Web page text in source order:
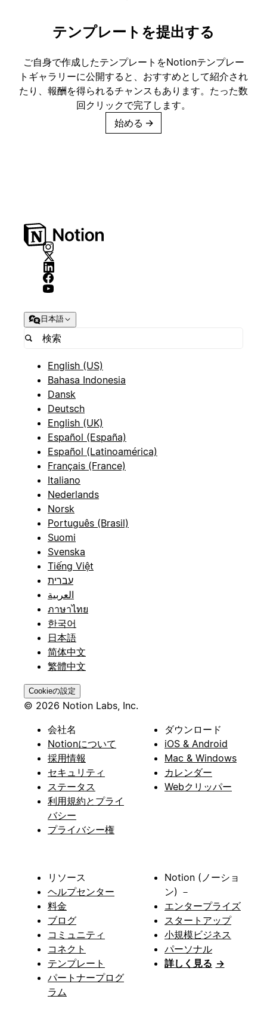
テンプレートを提出する
ご自身で作成したテンプレートをNotionテンプレー
トギャラリーに公開すると、おすすめとして紹介され
たり、報酬を得られるチャンスもあります。たった数
回クリックで完了します。
始める →
日本語
English (US)
Bahasa Indonesia
Dansk
Deutsch
English (UK)
Español (España)
Español (Latinoamérica)
Français (France)
Italiano
Nederlands
Norsk
Português (Brasil)
Suomi
Svenska
Tiếng Việt
עברית
العربية
ภาษาไทย
한국어
日本語
简体中文
繁體中文
Cookieの設定
© 2026 Notion Labs, Inc.
会社名
Notionについて
採用情報
セキュリティ
ステータス
利用規約とプライ
バシー
プライバシー権
ダウンロード
iOS & Android
Mac & Windows
カレンダー
Webクリッパー
リソース
ヘルプセンター
料金
ブログ
コミュニティ
コネクト
テンプレート
パートナープログ
ラム
Notion (ノーショ
ン) －
エンタープライズ
スタートアップ
小規模ビジネス
パーソナル
詳しく見る →